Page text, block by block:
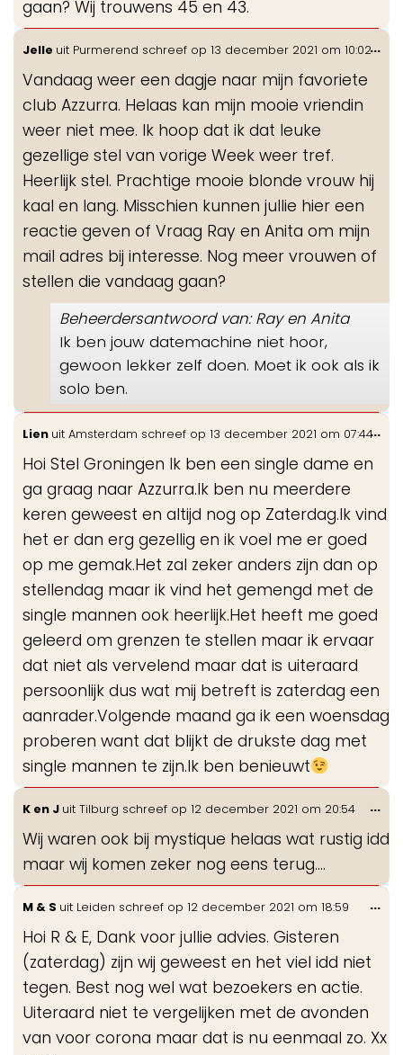
gaan? Wij trouwens 45 en 43.
Jelle uit Purmerend schreef op 13 december 2021 om 10:02
Vandaag weer een dagje naar mijn favoriete
club Azzurra. Helaas kan mijn mooie vriendin
weer niet mee. Ik hoop dat ik dat leuke
gezellige stel van vorige Week weer tref.
Heerlijk stel. Prachtige mooie blonde vrouw hij
kaal en lang. Misschien kunnen jullie hier een
reactie geven of Vraag Ray en Anita om mijn
mail adres bij interesse. Nog meer vrouwen of
stellen die vandaag gaan?
Beheerdersantwoord van: Ray en Anita
Ik ben jouw datemachine niet hoor,
gewoon lekker zelf doen. Moet ik ook als ik
solo ben.
...
Lien uit Amsterdam schreef op 13 december 2021 om 07:44
Hoi Stel Groningen Ik ben een single dame en
ga graag naar Azzurra.Ik ben nu meerdere
keren geweest en altijd nog op Zaterdag.Ik vind
het er dan erg gezellig en ik voel me er goed
op me gemak.Het zal zeker anders zijn dan op
stellendag maar ik vind het gemengd met de
single mannen ook heerlijk.Het heeft me goed
geleerd om grenzen te stellen maar ik ervaar
dat niet als vervelend maar dat is uiteraard
persoonlijk dus wat mij betreft is zaterdag een
aanrader.Volgende maand ga ik een woensdag
proberen want dat blijkt de drukste dag met
single mannen te zijn.Ik ben benieuwt
...
K en J uit Tilburg schreef op 12 december 2021 om 20:54
Wij waren ook bij mystique helaas wat rustig idd
maar wij komen zeker nog eens terug….
...
M & S uit Leiden schreef op 12 december 2021 om 18:59
Hoi R & E, Dank voor jullie advies. Gisteren
(zaterdag) zijn wij geweest en het viel idd niet
tegen. Best nog wel wat bezoekers en actie.
Uiteraard niet te vergelijken met de avonden
van voor corona maar dat is nu eenmaal zo. Xx
...